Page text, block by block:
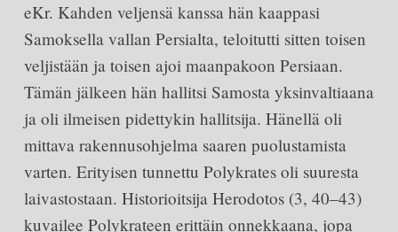
eKr. Kahden veljensä kanssa hän kaappasi
Samoksella vallan Persialta, teloitutti sitten toisen
veljistään ja toisen ajoi maanpakoon Persiaan.
Tämän jälkeen hän hallitsi Samosta yksinvaltiaana
ja oli ilmeisen pidettykin hallitsija. Hänellä oli
mittava rakennusohjelma saaren puolustamista
varten. Erityisen tunnettu Polykrates oli suuresta
laivastostaan. Historioitsija Herodotos (3, 40–43)
kuvailee Polykrateen erittäin onnekkaana, jopa